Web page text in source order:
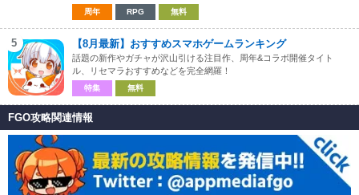
周年 RPG 無料
5 【8月最新】おすすめスマホゲームランキング
話題の新作やガチャが沢山引ける注目作、周年&コラボ開催タイト
ル、リセマラおすすめなどを完全網羅！
特集 無料
FGO攻略関連情報